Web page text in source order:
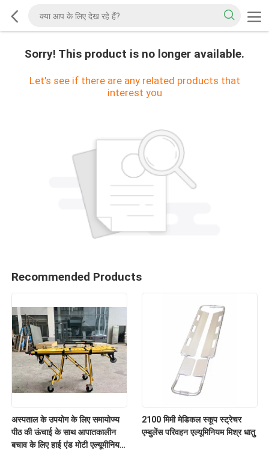
Sorry! This product is no longer available.
Let's see if there are any related products that
interest you
Recommended Products
अस्पताल के उपयोग के लिए समायोज्य
पीठ की ऊंचाई के साथ आपातकालीन
बचाव के लिए हाई एंड मोटी एल्यूमीनियम
2100 मिमी मेडिकल स्कूप स्ट्रेचर
एम्बुलेंस परिवहन एल्यूमिनियम मिश्र धातु